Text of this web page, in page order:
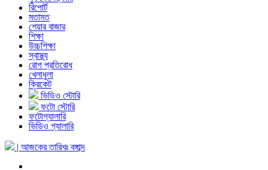
রিপোর্ট
মতামত
শেয়ার বাজার
শিক্ষা
উচ্চশিক্ষা
স্বাস্থ্য
রোগ প্রতিরোধ
খেলাধুলা
ক্রিকেট
ভিডিও স্টোরি
ফটো স্টোরি
ফটোগ্যালারি
ভিডিও গ্যালারি
| আজকের তারিখঃ বঙ্গাব্দ